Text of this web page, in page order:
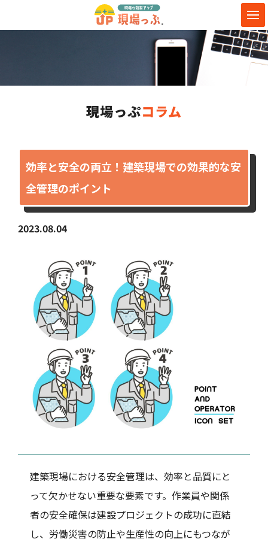
現場っぷコラム
効率と安全の両立！建築現場での効果的な安
全管理のポイント
2023.08.04
建築現場における安全管理は、効率と品質にと
って欠かせない重要な要素です。作業員や関係
者の安全確保は建設プロジェクトの成功に直結
し、労働災害の防止や生産性の向上にもつなが